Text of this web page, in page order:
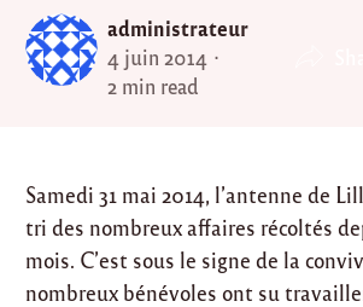
administrateur
4 juin 2014
2 min read
Samedi 31 mai 2014, l’antenne de
tri des nombreux affaires récoltés
mois. C’est sous le signe de la
nombreux bénévoles ont su